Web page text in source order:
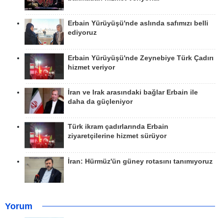
Erbain Yürüyüşü'nde aslında safımızı belli
ediyoruz
Erbain Yürüyüşü'nde Zeynebiye Türk Çadırı
hizmet veriyor
İran ve Irak arasındaki bağlar Erbain ile
daha da güçleniyor
Türk ikram çadırlarında Erbain
ziyaretçilerine hizmet sürüyor
İran: Hürmüz'ün güney rotasını tanımıyoruz
Yorum